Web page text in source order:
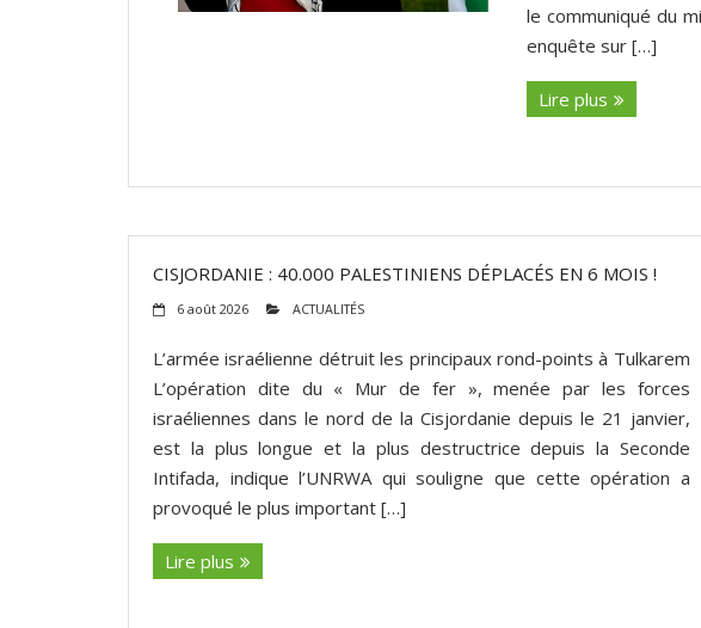
le communiqué du
enquête sur […]
Lire plus
CISJORDANIE : 40.000 PALESTINIENS DÉPLACÉS EN 6 MOIS !
6 août 2026 ACTUALITÉS
L’armée israélienne détruit les principaux rond-points à Tulkarem
L’opération dite du « Mur de fer », menée par les forces
israéliennes dans le nord de la Cisjordanie depuis le 21 janvier,
est la plus longue et la plus destructrice depuis la Seconde
Intifada, indique l’UNRWA qui souligne que cette opération a
provoqué le plus important […]
Lire plus